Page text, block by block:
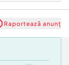
Raportează anunț